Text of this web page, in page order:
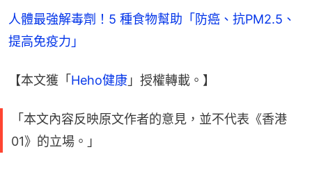
人體最強解毒劑！5 種食物幫助「防癌、抗PM2.5、
提高免疫力」
【本文獲「 Heho健康 」授權轉載。】
「本文內容反映原文作者的意見，並不代表《香港
01》的立場。」